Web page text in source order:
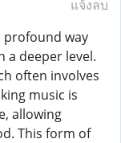
แจ้งลบ
profound way
a deeper level.
often involves
music is
allowing
This form of